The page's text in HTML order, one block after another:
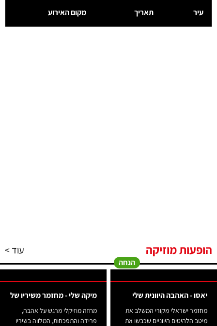
עיר תאריך מקום האירוע
הופעות מוזיקה עוד >
הנחה
יאסו - האהבה היוונית שלי
מחזמר ישראלי מקורי המשלב את
מיטב הלהיטים היווניים שכבשו את
מיקה שלי - מחזמר משיריו של
מחזה מוזיקלי מרגש על אהבה,
פרידה והתפכחות, המלווה בשיריו